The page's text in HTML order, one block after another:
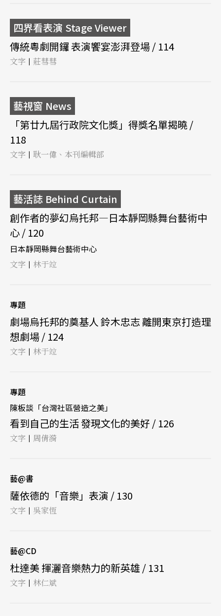
四界看表演 Stage Viewer
傳統粵劇開鑼 表演饗宴澎湃登場 / 114
文字 | 莊彗彗
藝視窗 News
「第廿九屆行政院文化獎」得獎名單揭曉 /
118
文字 | 耿一偉、本刊編輯部
藝活誌 Behind Curtain
創作者的夢幻烏托邦—日本靜岡縣舞台藝術中
心 / 120
日本靜岡縣舞台藝術中心
文字 | 林于竝
專題
劇場烏托邦的奠基人 鈴木忠志 離開東京打造理
想劇場 / 124
文字 | 林于竝
專題
陳板談「台灣社區營造之美」
看到自己的生活 發現文化的美好 / 126
文字 | 周倩漪
藝@書
薩依德的「音樂」表演 / 130
文字 | 吳家恆
藝@CD
杜達美 揮灑音樂熱力的新英雄 / 131
文字 | 林仁斌